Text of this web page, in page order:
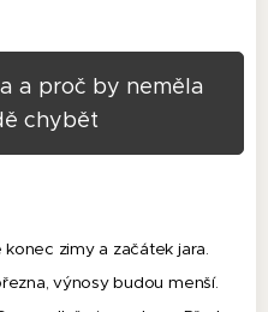
a proč by neměla
chybět
zimy a začátek jara.
výnosy budou menší.